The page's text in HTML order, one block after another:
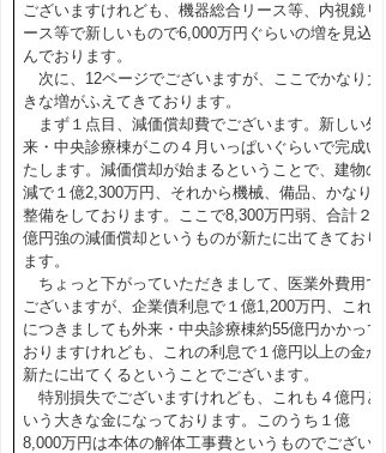
ございますけれども、機器総合リース等、内視鏡リ
ース等で新しいもので6,000万円ぐらいの増を見込
んでおります。
次に、12ページでございますが、ここでかなり大
きな増がふえてきております。
まず１点目、減価償却費でございます。新しい外
来・中央診療棟がこの４月いっぱいぐらいで完成い
たします。減価償却が始まるということで、建物の
減で１億2,300万円、それから機械、備品、かなり
整備をしております。ここで8,300万円弱、合計２
億円強の減価償却というものが新たに出てきており
ます。
ちょっと下がっていただきまして、医業外費用で
ございますが、企業債利息で１億1,200万円、これ
につきましても外来・中央診療棟約55億円かかって
おりますけれども、これの利息で１億円以上の金が
新たに出てくるということでございます。
特別損失でございますけれども、これも４億円と
いう大きな金になっております。このうち１億
8,000万円は本体の解体工事費というものでござい